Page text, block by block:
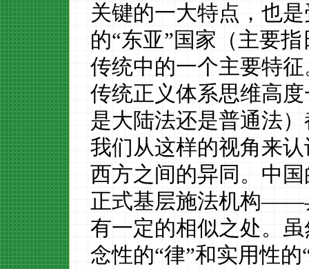
关键的一大特点，也
的“东亚”国家（主要指
传统中的一个主要特
传统正义体系思维高
是大陆法还是普通法）
我们从这样的视角来
西方之间的异同。中
正式基层施法机构——
有一定的相似之处。
念性的“律”和实用性的